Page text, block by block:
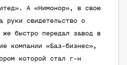
А «Нимонор», в свою
руки свидетельство о
же быстро передал завод в
компании «Баз-бизнес»,
которой стал г-н